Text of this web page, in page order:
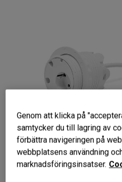
Genom att klicka på
samtycker du till lagring av
förbättra navigeringen på
webbplatsens användning
marknadsföringsinsatser.